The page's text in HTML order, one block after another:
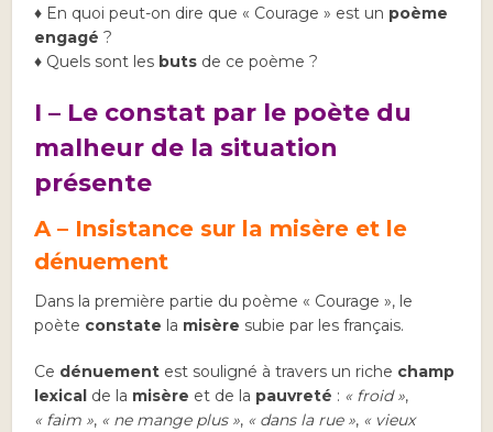
♦ En quoi peut-on dire que « Courage » est un poème
engagé ?
♦ Quels sont les buts de ce poème ?
I – Le constat par le poète du
malheur de la situation
présente
A – Insistance sur la misère et le
dénuement
Dans la première partie du poème « Courage », le
poète constate la misère subie par les français.
Ce dénuement est souligné à travers un riche champ
lexical de la misère et de la pauvreté : « froid »,
« faim », « ne mange plus », « dans la rue », « vieux